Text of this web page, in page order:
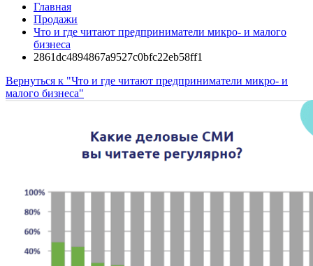
Главная
Продажи
Что и где читают предприниматели микро- и малого
бизнеса
2861dc4894867a9527c0bfc22eb58ff1
Вернуться к "Что и где читают предприниматели микро- и
малого бизнеса"